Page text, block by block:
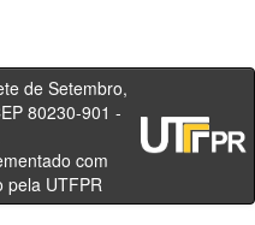
80230-901 -
- Brasil
com
pela UTFPR